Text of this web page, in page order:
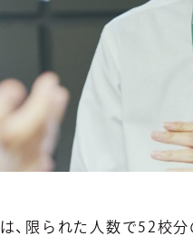
、限られた人数で52校